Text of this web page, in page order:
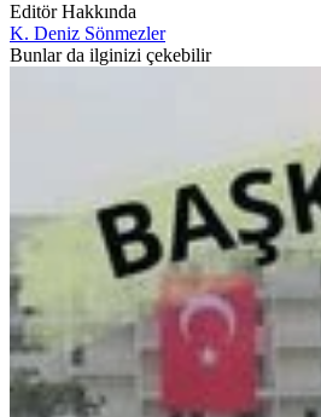
Editör Hakkında
K. Deniz Sönmezler
Bunlar da ilginizi çekebilir